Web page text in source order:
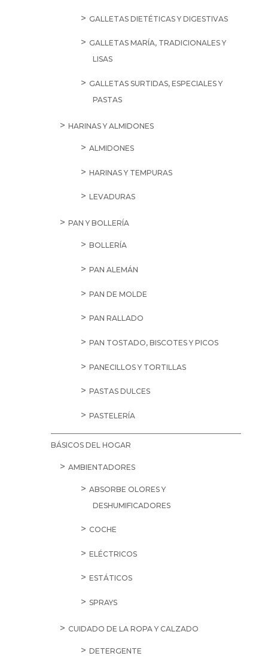
GALLETAS DIETÉTICAS Y DIGESTIVAS
GALLETAS MARÍA, TRADICIONALES Y
LISAS
GALLETAS SURTIDAS, ESPECIALES Y
PASTAS
HARINAS Y ALMIDONES
ALMIDONES
HARINAS Y TEMPURAS
LEVADURAS
PAN Y BOLLERÍA
BOLLERÍA
PAN ALEMÁN
PAN DE MOLDE
PAN RALLADO
PAN TOSTADO, BISCOTES Y PICOS
PANECILLOS Y TORTILLAS
PASTAS DULCES
PASTELERÍA
BÁSICOS DEL HOGAR
AMBIENTADORES
ABSORBE OLORES Y
DESHUMIFICADORES
COCHE
ELÉCTRICOS
ESTÁTICOS
SPRAYS
CUIDADO DE LA ROPA Y CALZADO
DETERGENTE